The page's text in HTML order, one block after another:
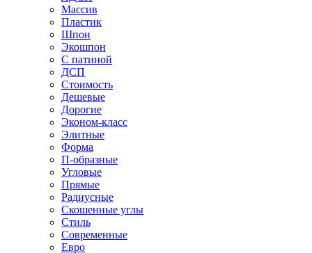
Массив
Пластик
Шпон
Экошпон
С патиной
ДСП
Стоимость
Дешевые
Дорогие
Эконом-класс
Элитные
Форма
П-образные
Угловые
Прямые
Радиусные
Скошенные углы
Стиль
Современные
Евро